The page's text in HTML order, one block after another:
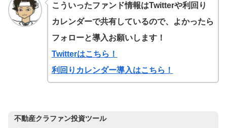
こういったファンド情報はTwitterや利回り
カレンダーで共有しているので、よかったら
フォローと導入お願いします！
Twitterはこちら！
利回りカレンダー導入はこちら！
不動産クラファン投資ツール